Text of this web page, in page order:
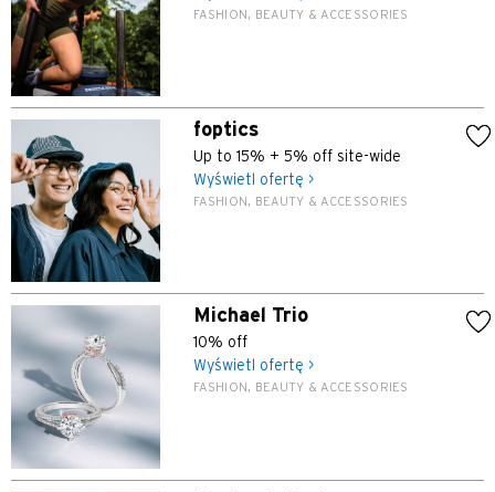
FASHION, BEAUTY & ACCESSORIES
foptics
Up to 15% + 5% off site-wide
Wyświetl ofertę >
FASHION, BEAUTY & ACCESSORIES
Michael Trio
10% off
Wyświetl ofertę >
FASHION, BEAUTY & ACCESSORIES